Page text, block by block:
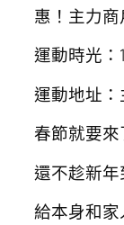
惠！主力商
運動時光：
運動地址：
春節就要來
還不趁新年
給本身和家